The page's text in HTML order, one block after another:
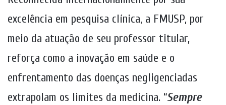
excelência em pesquisa clínica, a FMUSP, por
meio da atuação de seu professor titular,
reforça como a inovação em saúde e o
enfrentamento das doenças negligenciadas
extrapolam os limites da medicina. “Sempre